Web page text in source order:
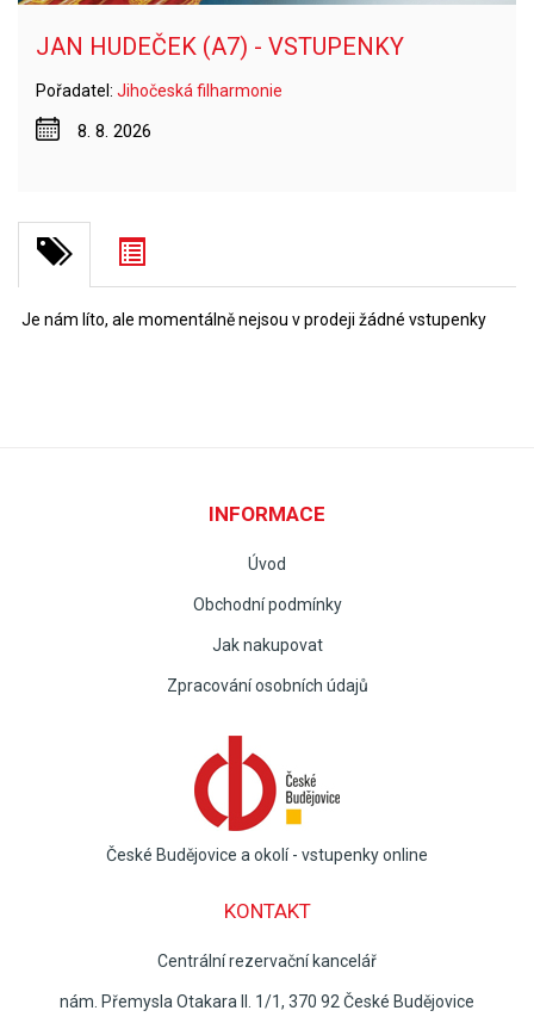
JAN HUDEČEK (A7) - VSTUPENKY
Pořadatel: Jihočeská filharmonie
8. 8. 2026
Je nám líto, ale momentálně nejsou v prodeji žádné vstupenky
INFORMACE
Úvod
Obchodní podmínky
Jak nakupovat
Zpracování osobních údajů
České Budějovice a okolí - vstupenky online
KONTAKT
Centrální rezervační kancelář
nám. Přemysla Otakara II. 1/1, 370 92 České Budějovice